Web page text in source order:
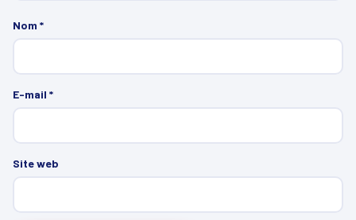
Nom *
E-mail *
Site web